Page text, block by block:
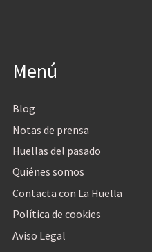
Menú
Blog
Notas de prensa
Huellas del pasado
Quiénes somos
Contacta con La Huella
Política de cookies
Aviso Legal